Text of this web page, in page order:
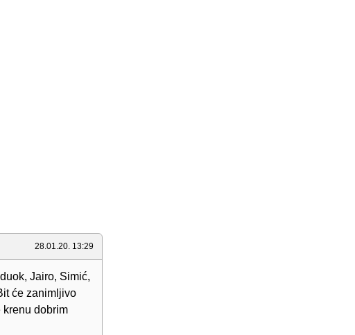
28.01.20. 13:29
Jairo, Simić,
će zanimljivo
krenu dobrim